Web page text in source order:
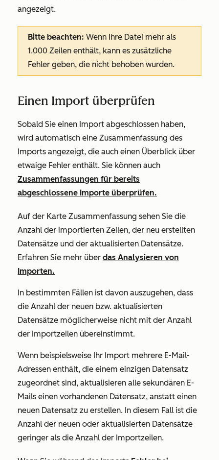
angezeigt.
Bitte beachten: Wenn Ihre Datei mehr als
1.000 Zeilen enthält, kann es zusätzliche
Fehler geben, die nicht behoben wurden.
Einen Import überprüfen
Sobald Sie einen Import abgeschlossen haben,
wird automatisch eine Zusammenfassung des
Imports angezeigt, die auch einen Überblick über
etwaige Fehler enthält. Sie können auch
Zusammenfassungen für bereits
abgeschlossene Importe überprüfen.
Auf der Karte Zusammenfassung sehen Sie die
Anzahl der importierten Zeilen, der neu erstellten
Datensätze und der aktualisierten Datensätze.
Erfahren Sie mehr über das Analysieren von
Importen.
In bestimmten Fällen ist davon auszugehen, dass
die Anzahl der neuen bzw. aktualisierten
Datensätze möglicherweise nicht mit der Anzahl
der Importzeilen übereinstimmt.
Wenn beispielsweise Ihr Import mehrere E-Mail-
Adressen enthält, die einem einzigen Datensatz
zugeordnet sind, aktualisieren alle sekundären E-
Mails einen vorhandenen Datensatz, anstatt einen
neuen Datensatz zu erstellen. In diesem Fall ist die
Anzahl der neuen oder aktualisierten Datensätze
geringer als die Anzahl der Importzeilen.